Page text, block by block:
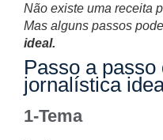
Não existe uma receita
Mas alguns passos
ideal.
Passo a
jornalística
1-Tema